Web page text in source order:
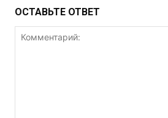
ОСТАВЬТЕ ОТВЕТ